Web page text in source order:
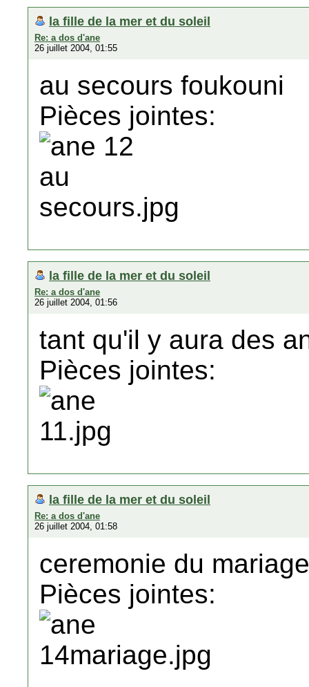
la fille de la mer et du soleil
Re: a dos d'ane
26 juillet 2004, 01:55
au secours foukouni
Pièces jointes:
la fille de la mer et du soleil
Re: a dos d'ane
26 juillet 2004, 01:56
tant qu'il y aura des
Pièces jointes:
la fille de la mer et du soleil
Re: a dos d'ane
26 juillet 2004, 01:58
ceremonie du
Pièces jointes: